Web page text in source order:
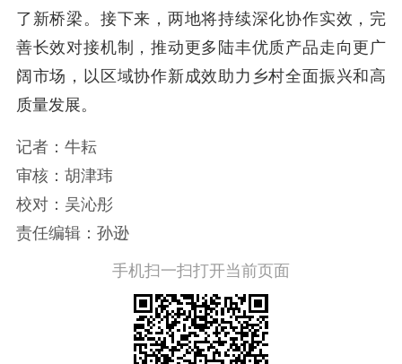
了新桥梁。接下来，两地将持续深化协作实效，完
善长效对接机制，推动更多陆丰优质产品走向更广
阔市场，以区域协作新成效助力乡村全面振兴和高
质量发展。
记者：牛耘
审核：胡津玮
校对：吴沁彤
责任编辑：孙逊
手机扫一扫打开当前页面